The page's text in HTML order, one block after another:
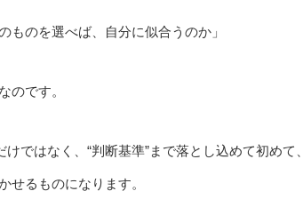
ものを選べば、自分に似合うのか」
のです。
けではなく、“判断基準”まで落とし込めて初めて、
せるものになります。